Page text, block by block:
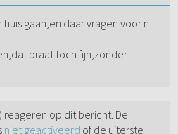
gaan,en daar vragen voor n
praat toch fijn,zonder
reageren op dit bericht. De
niet geactiveerd of de uiterste